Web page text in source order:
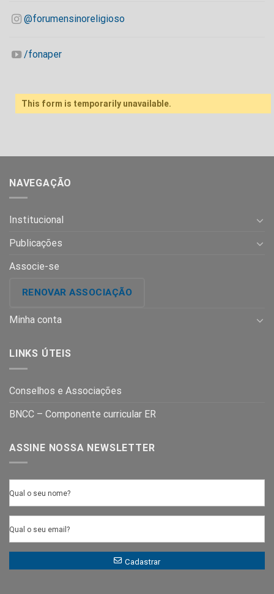
@forumensinoreligioso
/fonaper
This form is temporarily unavailable.
NAVEGAÇÃO
Institucional
Publicações
Associe-se
RENOVAR ASSOCIAÇÃO
Minha conta
LINKS ÚTEIS
Conselhos e Associações
BNCC – Componente curricular ER
ASSINE NOSSA NEWSLETTER
Qual o seu nome?
Qual o seu email?
Cadastrar